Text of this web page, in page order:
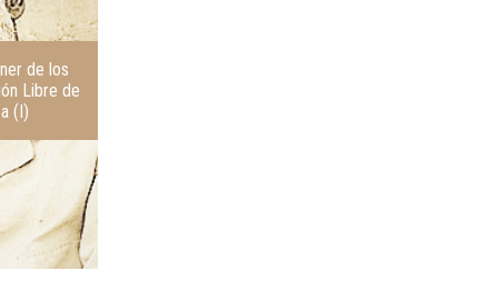
r t
e
de los
Libre de
(I)